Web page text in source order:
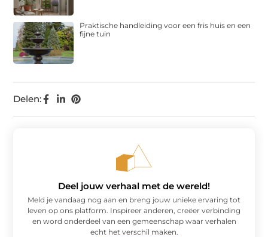
Delen:
Praktische handleiding voor een fris huis en een
fijne tuin
Deel jouw verhaal met de wereld!
Meld je vandaag nog aan en breng jouw unieke ervaring tot
leven op ons platform. Inspireer anderen, creëer verbinding
en word onderdeel van een gemeenschap waar verhalen
echt het verschil maken.